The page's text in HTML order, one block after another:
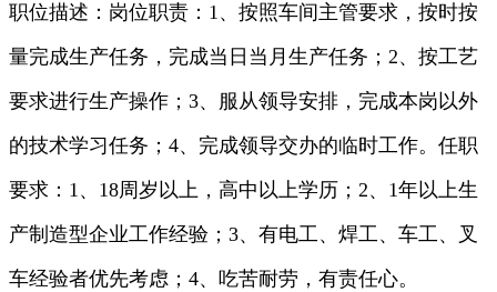
职位描述：岗位职责：1、按照车间主管要求，按时按
量完成生产任务，完成当日当月生产任务；2、按工艺
要求进行生产操作；3、服从领导安排，完成本岗以外
的技术学习任务；4、完成领导交办的临时工作。任职
要求：1、18周岁以上，高中以上学历；2、1年以上生
产制造型企业工作经验；3、有电工、焊工、车工、叉
车经验者优先考虑；4、吃苦耐劳，有责任心。